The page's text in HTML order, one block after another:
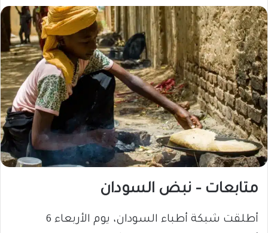
متابعات – نبض السودان
أطلقت شبكة أطباء السودان، يوم الأربعاء 6